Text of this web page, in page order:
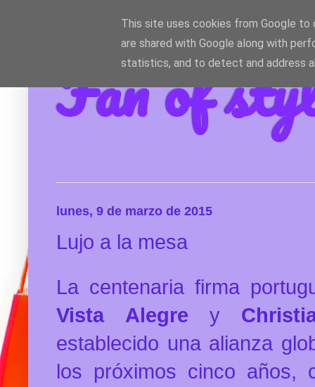
Fan of
lunes, 9 de marzo de 2015
Lujo a la mesa
La centenaria firma
Vista
Alegre y
establecido una alianza
los próximos cinco años,
This site uses cookies from Google to
are shared with Google along with
statistics, and to detect and address